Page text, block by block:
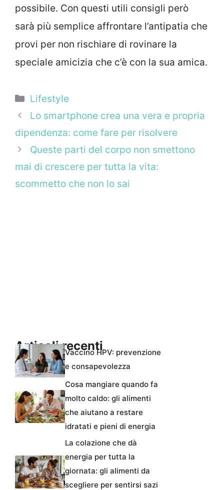
possibile. Con questi utili consigli però
sarà più semplice affrontare l’antipatia che
provi per non rischiare di rovinare la
speciale amicizia che c’è con la sua amica.
Categorie
Lifestyle
Lo smartphone crea una vera e propria
dipendenza: come fare per risolvere
Queste parti del corpo non smettono
mai di crescere per tutta la vita:
scommetto che non lo sai
Articoli recentiVaccino HPV: prevenzione
e consapevolezza
Cosa mangiare quando fa
molto caldo: gli alimenti
che aiutano a restare
idratati e pieni di energia
La colazione che dà
energia per tutta la
giornata: gli alimenti da
scegliere per sentirsi sazi